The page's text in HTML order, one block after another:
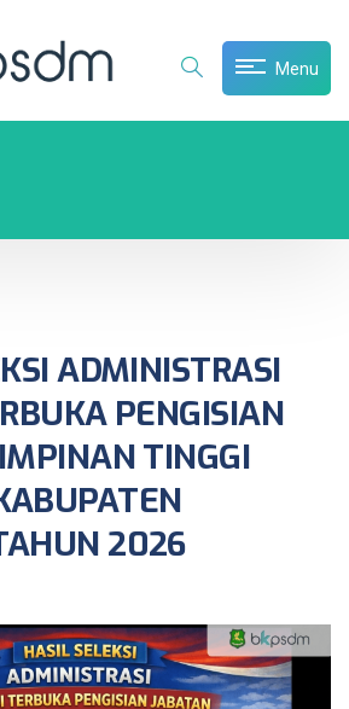
Menu
ADMINISTRASI
PENGISIAN
TINGGI
2026